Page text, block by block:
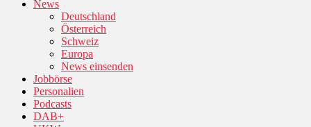
News
Deutschland
Österreich
Schweiz
Europa
News einsenden
Jobbörse
Personalien
Podcasts
DAB+